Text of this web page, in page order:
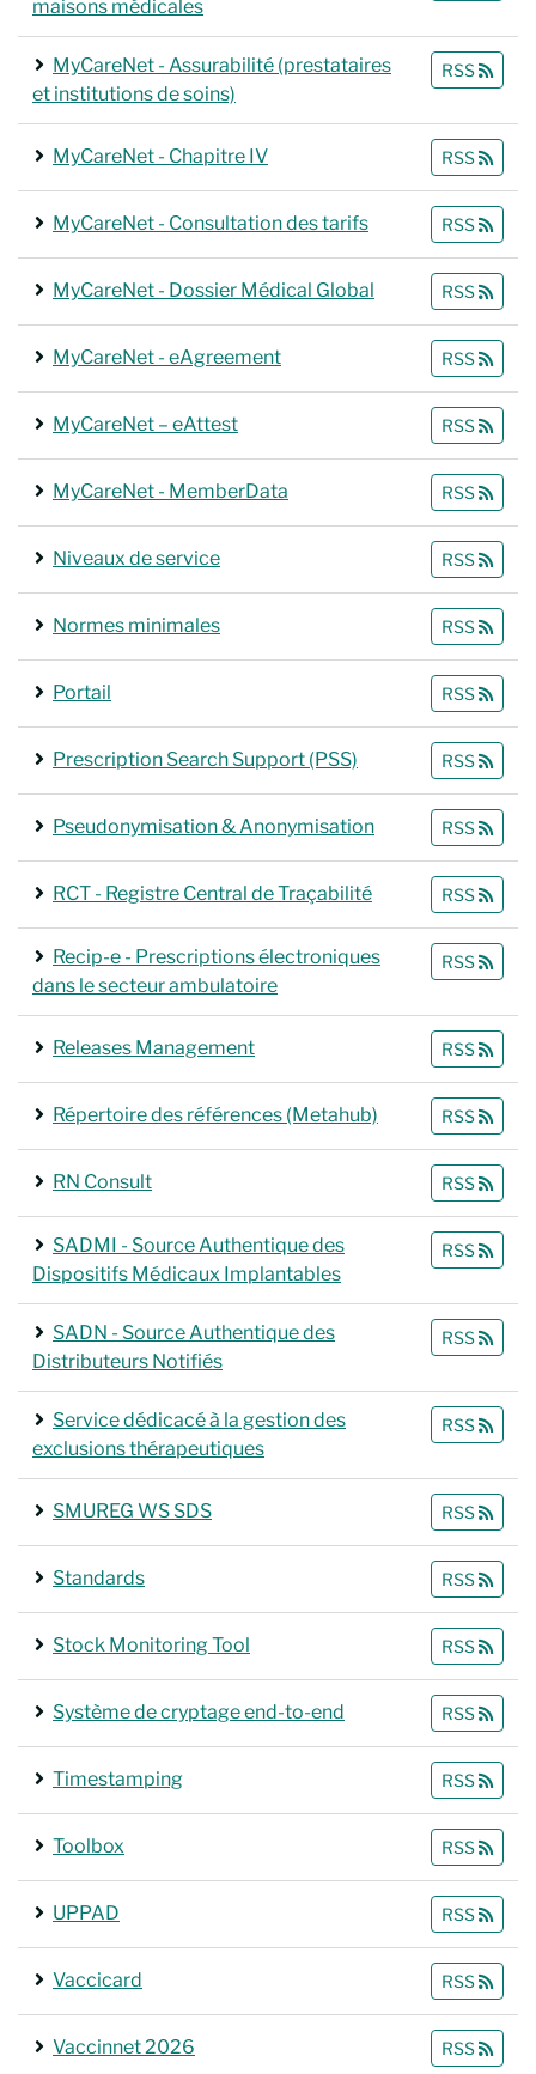
maisons médicales
MyCareNet - Assurabilité (prestataires
et institutions de soins)
RSS
MyCareNet - Chapitre IV RSS
MyCareNet - Consultation des tarifs RSS
MyCareNet - Dossier Médical Global RSS
MyCareNet - eAgreement RSS
MyCareNet – eAttest RSS
MyCareNet - MemberData RSS
Niveaux de service RSS
Normes minimales RSS
Portail RSS
Prescription Search Support (PSS) RSS
Pseudonymisation & Anonymisation RSS
RCT - Registre Central de Traçabilité RSS
Recip-e - Prescriptions électroniques
dans le secteur ambulatoire
RSS
Releases Management RSS
Répertoire des références (Metahub) RSS
RN Consult RSS
SADMI - Source Authentique des
Dispositifs Médicaux Implantables
RSS
SADN - Source Authentique des
Distributeurs Notifiés
RSS
Service dédicacé à la gestion des
exclusions thérapeutiques
RSS
SMUREG WS SDS RSS
Standards RSS
Stock Monitoring Tool RSS
Système de cryptage end-to-end RSS
Timestamping RSS
Toolbox RSS
UPPAD RSS
Vaccicard RSS
Vaccinnet 2026 RSS